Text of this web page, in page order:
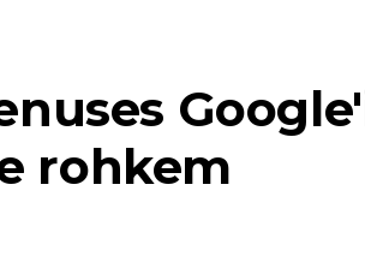
rohkem